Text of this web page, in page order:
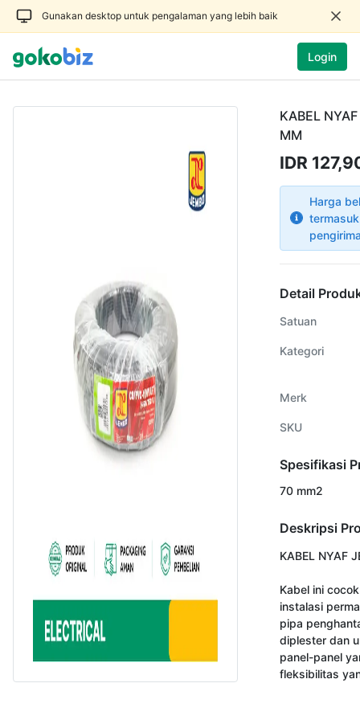
Gunakan desktop untuk pengalaman yang lebih baik
Login
KABEL
MM
IDR
Harga
Detail
Satuan
Kategori
Merk
SKU
Spesifikasi
70 mm2
Deskripsi
KABEL NYAF
Kabel ini
instalasi
pipa
diplester dan
panel-panel
fleksibilitas